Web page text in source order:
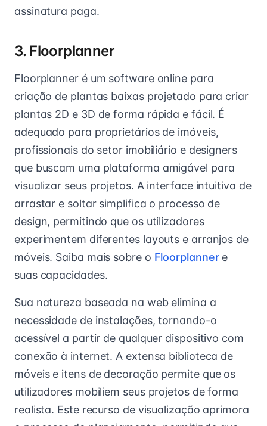
assinatura paga.
3. Floorplanner
Floorplanner é um software online para
criação de plantas baixas projetado para criar
plantas 2D e 3D de forma rápida e fácil. É
adequado para proprietários de imóveis,
profissionais do setor imobiliário e designers
que buscam uma plataforma amigável para
visualizar seus projetos. A interface intuitiva de
arrastar e soltar simplifica o processo de
design, permitindo que os utilizadores
experimentem diferentes layouts e arranjos de
móveis. Saiba mais sobre o Floorplannere
suas capacidades.
Sua natureza baseada na web elimina a
necessidade de instalações, tornando-o
acessível a partir de qualquer dispositivo com
conexão à internet. A extensa biblioteca de
móveis e itens de decoração permite que os
utilizadores mobiliem seus projetos de forma
realista. Este recurso de visualização aprimora